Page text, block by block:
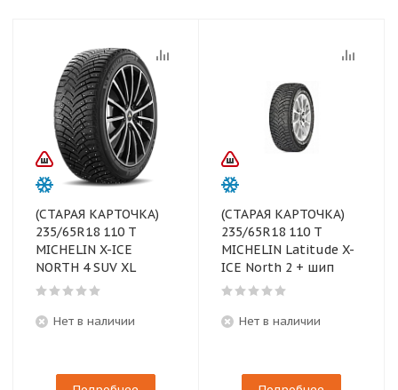
(СТАРАЯ КАРТОЧКА)
235/65R18 110 T
MICHELIN X-ICE
NORTH 4 SUV XL
Нет в наличии
(СТАРАЯ КАРТОЧКА)
235/65R18 110 T
MICHELIN Latitude X-
ICE North 2 + шип
Нет в наличии